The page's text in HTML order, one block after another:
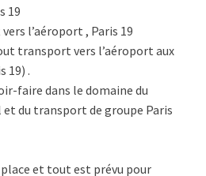
19
l’aéroport , Paris 19
transport vers l’aéroport aux
19) .
faire dans le domaine du
du transport de groupe Paris
et tout est prévu pour